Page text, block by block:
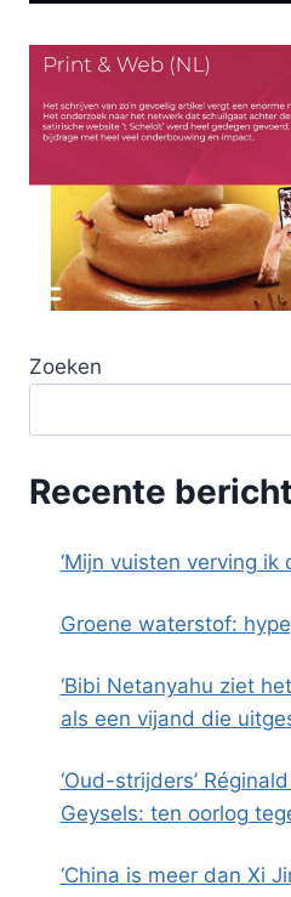
Zoeken
Recente
‘Mijn vuisten verving ik
Groene waterstof:
‘Bibi Netanyahu ziet
als een vijand die
‘Oud-strijders’
Geysels: ten oorlog
‘China is meer dan Xi